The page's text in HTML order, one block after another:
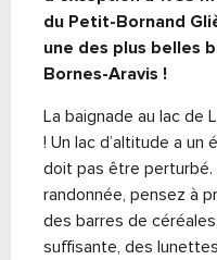
du Petit-Bornand
une des plus belles
Bornes-Aravis !
La baignade au lac
! Un lac d’altitude a
doit pas être
randonnée, pensez à
des barres de
suffisante, des